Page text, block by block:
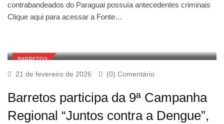
contrabandeados do Paraguai possuía antecedentes criminais
Clique aqui para acessar a Fonte…
BARRETOS
21 de fevereiro de 2026 (0) Comentário
Barretos participa da 9ª Campanha
Regional “Juntos contra a Dengue”,